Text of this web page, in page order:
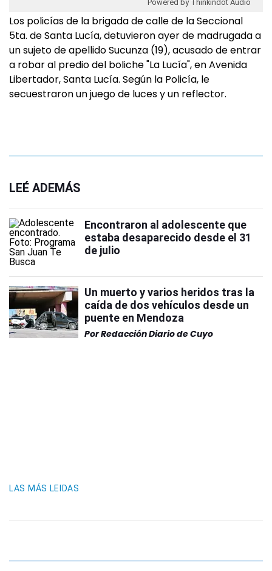
Powered by Thinkindot Audio
Los policías de la brigada de calle de la Seccional
5ta. de Santa Lucía, detuvieron ayer de madrugada a
un sujeto de apellido Sucunza (19), acusado de entrar
a robar al predio del boliche "La Lucía", en Avenida
Libertador, Santa Lucía. Según la Policía, le
secuestraron un juego de luces y un reflector.
LEÉ ADEMÁS
Encontraron al adolescente que
estaba desaparecido desde el 31
de julio
Un muerto y varios heridos tras la
caída de dos vehículos desde un
puente en Mendoza
PorRedacción Diario de Cuyo
LAS MÁS LEIDAS